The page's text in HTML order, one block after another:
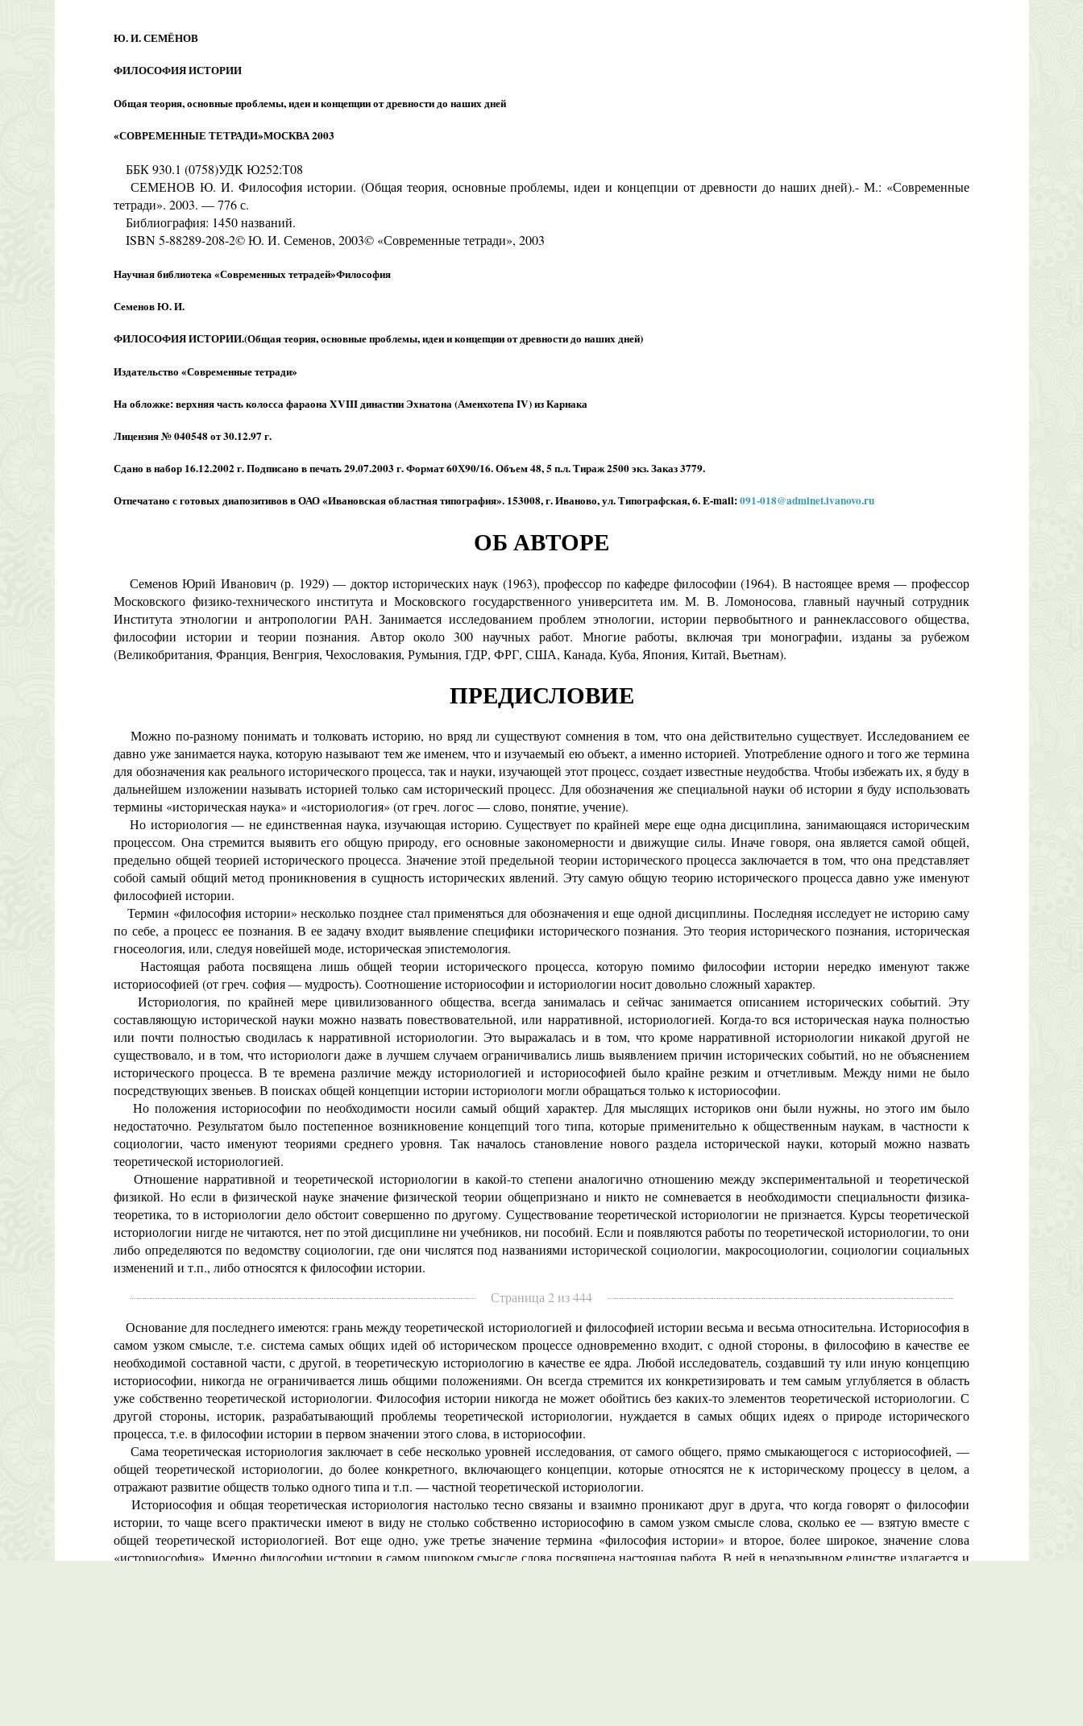
Ю. И. СЕМЁНОВ
ФИЛОСОФИЯ ИСТОРИИ
Общая теория, основные проблемы, идеи и концепции от древности до наших дней
«СОВРЕМЕННЫЕ ТЕТРАДИ»МОСКВА 2003
ББК 930.1 (0758)УДК Ю252:Т08
СЕМЕНОВ Ю. И. Философия истории. (Общая теория, основные проблемы, идеи и концепции от древности до наших дней).- М.: «Современные
тетради». 2003. — 776 с.
Библиография: 1450 названий.
ISBN 5-88289-208-2© Ю. И. Семенов, 2003© «Современные тетради», 2003
Научная библиотека «Современных тетрадей»Философия
Семенов Ю. И.
ФИЛОСОФИЯ ИСТОРИИ.(Общая теория, основные проблемы, идеи и концепции от древности до наших дней)
Издательство «Современные тетради»
На обложке: верхняя часть колосса фараона XVIII династии Эхнатона (Аменхотепа IV) из Карнака
Лицензия № 040548 от 30.12.97 г.
Сдано в набор 16.12.2002 г. Подписано в печать 29.07.2003 г. Формат 60Х90/16. Объем 48, 5 п.л. Тираж 2500 экз. Заказ 3779.
Отпечатано с готовых диапозитивов в ОАО «Ивановская областная типография». 153008, г. Иваново, ул. Типографская, 6. E-mail:091-018@adminet.ivanovo.ru
ОБ АВТОРЕ
Семенов Юрий Иванович (р. 1929) — доктор исторических наук (1963), профессор по кафедре философии (1964). В настоящее время — профессор
Московского физико-технического института и Московского государственного университета им. М. В. Ломоносова, главный научный сотрудник
Института этнологии и антропологии РАН. Занимается исследованием проблем этнологии, истории первобытного и раннеклассового общества,
философии истории и теории познания. Автор около 300 научных работ. Многие работы, включая три монографии, изданы за рубежом
(Великобритания, Франция, Венгрия, Чехословакия, Румыния, ГДР, ФРГ, США, Канада, Куба, Япония, Китай, Вьетнам).
ПРЕДИСЛОВИЕ
Можно по-разному понимать и толковать историю, но вряд ли существуют сомнения в том, что она действительно существует. Исследованием ее
давно уже занимается наука, которую называют тем же именем, что и изучаемый ею объект, а именно историей. Употребление одного и того же термина
для обозначения как реального исторического процесса, так и науки, изучающей этот процесс, создает известные неудобства. Чтобы избежать их, я буду в
дальнейшем изложении называть историей только сам исторический процесс. Для обозначения же специальной науки об истории я буду использовать
термины «историческая наука» и «историология» (от греч. логос — слово, понятие, учение).
Но историология — не единственная наука, изучающая историю. Существует по крайней мере еще одна дисциплина, занимающаяся историческим
процессом. Она стремится выявить его общую природу, его основные закономерности и движущие силы. Иначе говоря, она является самой общей,
предельно общей теорией исторического процесса. Значение этой предельной теории исторического процесса заключается в том, что она представляет
собой самый общий метод проникновения в сущность исторических явлений. Эту самую общую теорию исторического процесса давно уже именуют
философией истории.
Термин «философия истории» несколько позднее стал применяться для обозначения и еще одной дисциплины. Последняя исследует не историю саму
по себе, а процесс ее познания. В ее задачу входит выявление специфики исторического познания. Это теория исторического познания, историческая
гносеология, или, следуя новейшей моде, историческая эпистемология.
Настоящая работа посвящена лишь общей теории исторического процесса, которую помимо философии истории нередко именуют также
историософией (от греч. софия — мудрость). Соотношение историософии и историологии носит довольно сложный характер.
Историология, по крайней мере цивилизованного общества, всегда занималась и сейчас занимается описанием исторических событий. Эту
составляющую исторической науки можно назвать повествовательной, или нарративной, историологией. Когда-то вся историческая наука полностью
или почти полностью сводилась к нарративной историологии. Это выражалась и в том, что кроме нарративной историологии никакой другой не
существовало, и в том, что историологи даже в лучшем случаем ограничивались лишь выявлением причин исторических событий, но не объяснением
исторического процесса. В те времена различие между историологией и историософией было крайне резким и отчетливым. Между ними не было
посредствующих звеньев. В поисках общей концепции истории историологи могли обращаться только к историософии.
Но положения историософии по необходимости носили самый общий характер. Для мыслящих историков они были нужны, но этого им было
недостаточно. Результатом было постепенное возникновение концепций того типа, которые применительно к общественным наукам, в частности к
социологии, часто именуют теориями среднего уровня. Так началось становление нового раздела исторической науки, который можно назвать
теоретической историологией.
Отношение нарративной и теоретической историологии в какой-то степени аналогично отношению между экспериментальной и теоретической
физикой. Но если в физической науке значение физической теории общепризнано и никто не сомневается в необходимости специальности физика-
теоретика, то в историологии дело обстоит совершенно по другому. Существование теоретической историологии не признается. Курсы теоретической
историологии нигде не читаются, нет по этой дисциплине ни учебников, ни пособий. Если и появляются работы по теоретической историологии, то они
либо определяются по ведомству социологии, где они числятся под названиями исторической социологии, макросоциологии, социологии социальных
изменений и т.п., либо относятся к философии истории.
Страница 2 из 444
Основание для последнего имеются: грань между теоретической историологией и философией истории весьма и весьма относительна. Историософия в
самом узком смысле, т.е. система самых общих идей об историческом процессе одновременно входит, с одной стороны, в философию в качестве ее
необходимой составной части, с другой, в теоретическую историологию в качестве ее ядра. Любой исследователь, создавший ту или иную концепцию
историософии, никогда не ограничивается лишь общими положениями. Он всегда стремится их конкретизировать и тем самым углубляется в область
уже собственно теоретической историологии. Философия истории никогда не может обойтись без каких-то элементов теоретической историологии. С
другой стороны, историк, разрабатывающий проблемы теоретической историологии, нуждается в самых общих идеях о природе исторического
процесса, т.е. в философии истории в первом значении этого слова, в историософии.
Сама теоретическая историология заключает в себе несколько уровней исследования, от самого общего, прямо смыкающегося с историософией, —
общей теоретической историологии, до более конкретного, включающего концепции, которые относятся не к историческому процессу в целом, а
отражают развитие обществ только одного типа и т.п. — частной теоретической историологии.
Историософия и общая теоретическая историология настолько тесно связаны и взаимно проникают друг в друга, что когда говорят о философии
истории, то чаще всего практически имеют в виду не столько собственно историософию в самом узком смысле слова, сколько ее — взятую вместе с
общей теоретической историологией. Вот еще одно, уже третье значение термина «философия истории» и второе, более широкое, значение слова
«историософия». Именно философии истории в самом широком смысле слова посвящена настоящая работа. В ней в неразрывном единстве излагается и